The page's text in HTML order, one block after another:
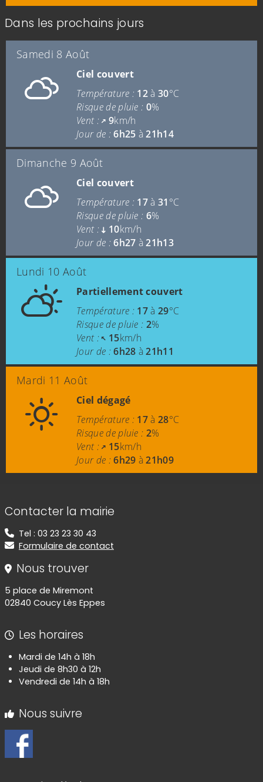
Dans les prochains jours
Samedi 8 Août
Ciel couvert
Température : 12à30°C
Risque de pluie : 0%
Vent : 9km/h
Jour de :6h25 à21h14
Dimanche 9 Août
Ciel couvert
Température : 17à31 °C
Risque de pluie : 6%
Vent : 10km/h
Jour de :6h27 à21h13
Lundi 10 Août
Partiellement couvert
Température : 17à29°C
Risque de pluie : 2%
Vent : 15km/h
Jour de :6h28 à21h11
Mardi 11 Août
Ciel dégagé
Température : 17à28°C
Risque de pluie : 2%
Vent : 15km/h
Jour de :6h29 à21h09
Informations de contact
Contacter la mairie
Tel : 03 23 23 30 43
Formulaire de contact
Nous trouver
5 place de Miremont
02840 Coucy Lès Eppes
Les horaires
Mardi de 14h à 18h
Jeudi de 8h30 à 12h
Vendredi de 14h à 18h
Nous suivre